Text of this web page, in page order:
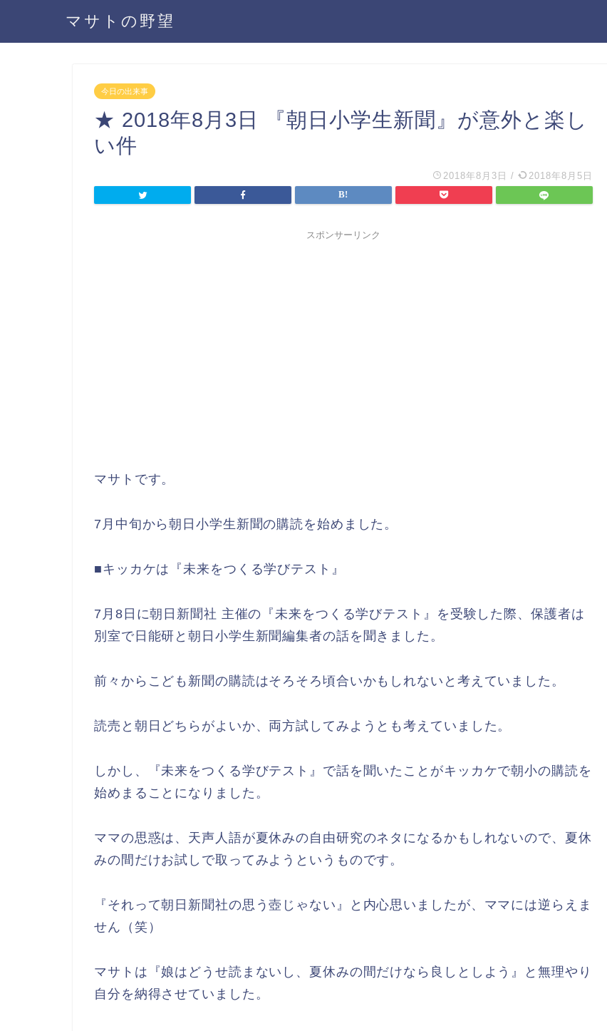
マサトの野望
今日の出来事
★ 2018年8月3日 『朝日小学生新聞』が意外と楽し
い件
2018年8月3日 / 2018年8月5日
スポンサーリンク
マサトです。
7月中旬から朝日小学生新聞の購読を始めました。
■キッカケは『未来をつくる学びテスト』
7月8日に朝日新聞社 主催の『未来をつくる学びテスト』を受験した際、保護者は
別室で日能研と朝日小学生新聞編集者の話を聞きました。
前々からこども新聞の購読はそろそろ頃合いかもしれないと考えていました。
読売と朝日どちらがよいか、両方試してみようとも考えていました。
しかし、『未来をつくる学びテスト』で話を聞いたことがキッカケで朝小の購読を
始めまることになりました。
ママの思惑は、天声人語が夏休みの自由研究のネタになるかもしれないので、夏休
みの間だけお試しで取ってみようというものです。
『それって朝日新聞社の思う壺じゃない』と内心思いましたが、ママには逆らえま
せん（笑）
マサトは『娘はどうせ読まないし、夏休みの間だけなら良しとしよう』と無理やり
自分を納得させていました。